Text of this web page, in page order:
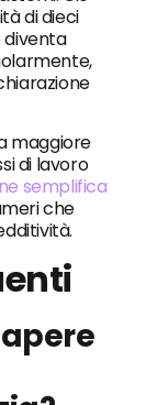
di dieci
diventa
maggiore
di lavoro
semplifica
che